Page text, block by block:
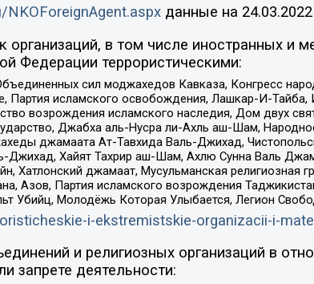
данные на 24.03.2022
в том числе иностранных и
Федерации террористическими:
сил моджахедов Кавказа, Конгресс
Партия исламского освобождения, Лашкар-И-
возрождения исламского наследия, Дом двух
Джабха аль-Нусра ли-Ахль аш-Шам,
джамаата Ат-Тавхида Валь-Джихад,
Джихад, Хайят Тахрир аш-Шам, Ахлю Сунна Валь
Хатлонский джамаат, Мусульманская религиозная
Азов, Партия исламского возрождения
Убийц, Молодёжь Которая Улыбается, Легион
i-ekstremistskie-organizacii-i-
и религиозных организаций в
запрете деятельности: